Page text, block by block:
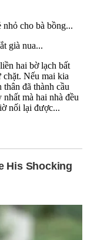
cho bà bồng...
già nua...
hai bờ lạch bất
Nếu mai kia
đã thành cầu
mà hai nhà đều
nối lại được...